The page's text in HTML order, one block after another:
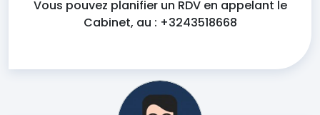
Vous pouvez planifier un RDV en appelant le
Cabinet, au : +3243518668